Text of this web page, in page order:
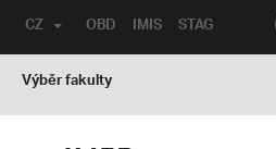
OBD IMIS STAG
CZ
Výběr fakulty